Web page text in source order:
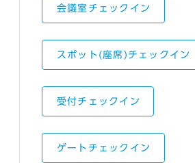
会議室チェックイン
スポット(座席)チェックイン
受付チェックイン
ゲートチェックイン